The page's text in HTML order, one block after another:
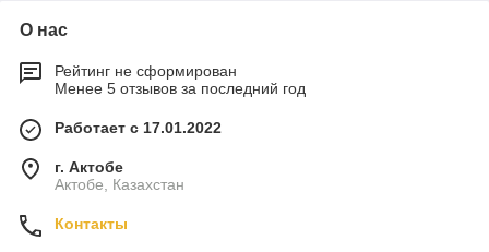
О нас
Рейтинг не сформирован
Менее 5 отзывов за последний год
Работает с 17.01.2022
г. Актобе
Актобе, Казахстан
Контакты